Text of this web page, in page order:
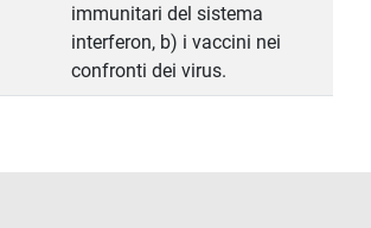
immunitari del sistema
interferon, b) i vaccini nei
confronti dei virus.